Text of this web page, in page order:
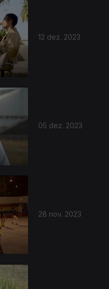
12 dez. 2023
05 dez. 2023
28 nov. 2023